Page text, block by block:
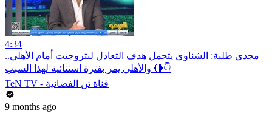
4:34
مجدي طلبة: الشناوي يتحمل هدف التعادل لبتروجيت أمام الأهلي..
والأهلي يمر بفترة اسثنائية لهذا السبب 🔴👇
TeN TV - قناة تن الفضائية
9 months ago